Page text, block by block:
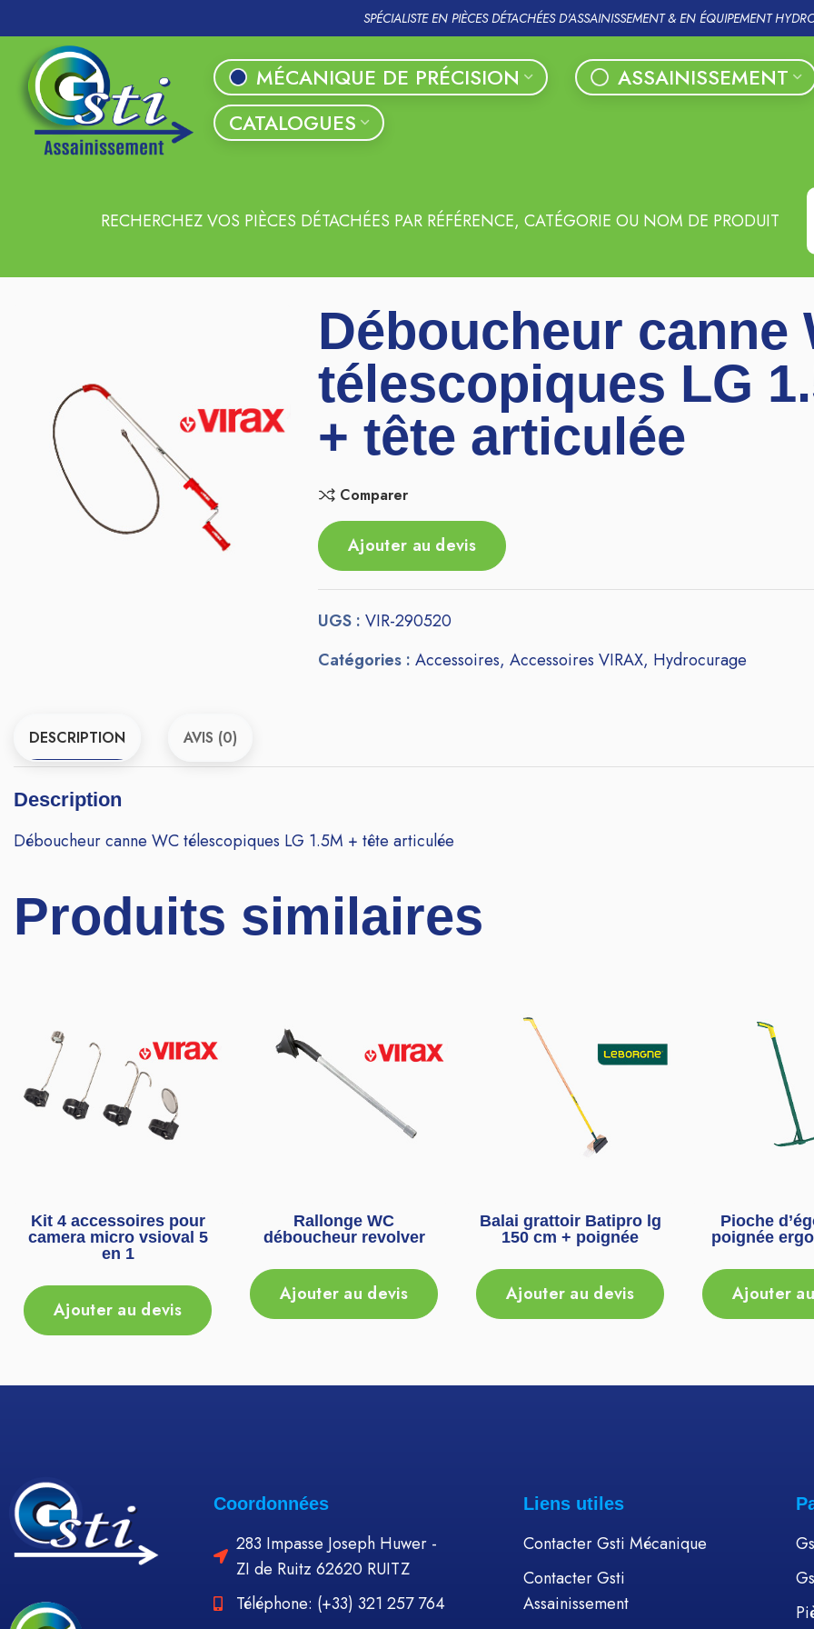
SPÉCIALISTE EN PIÈCES DÉTACHÉES D'ASSAINISSEMENT & EN ÉQUIPEMENT
MÉCANIQUE DE PRÉCISION
ASSAINISSEMENT
CATALOGUES
RECHERCHEZ VOS PIÈCES DÉTACHÉES PAR RÉFÉRENCE, CATÉGORIE OU NOM DE PRODUIT
Déboucheur canne
télescopiques LG
+ tête articulée
Comparer
Ajouter au devis
UGS :VIR-290520
Catégories :Accessoires,Accessoires VIRAX, Hydrocurage
DESCRIPTION AVIS (0)
Description
Déboucheur canne WC télescopiques LG 1.5M + tête articulée
Produits similaires
Kit 4 accessoires pour
camera micro vsioval 5
en 1
Ajouter au devis
Rallonge WC
déboucheur revolver
Ajouter au devis
Balai grattoir Batipro lg
150 cm + poignée
Ajouter au devis
Pioche
poignée
Ajouter
Coordonnées
283 Impasse Joseph Huwer -
ZI de Ruitz 62620 RUITZ
Téléphone: (+33) 321 257 764
Liens utiles
Contacter Gsti Mécanique
Contacter Gsti
Assainissement